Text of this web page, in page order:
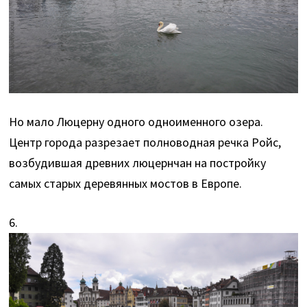
Но мало Люцерну одного одноименного озера.
Центр города разрезает полноводная речка Ройс,
возбудившая древних люцернчан на постройку
самых старых деревянных мостов в Европе.
6.